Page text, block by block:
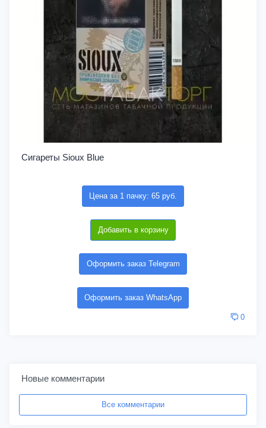
Сигареты Sioux Blue
Цена за 1 пачку: 65 руб.
Добавить в корзину
Оформить заказ Telegram
Оформить заказ WhatsApp
0
Новые комментарии
Все комментарии